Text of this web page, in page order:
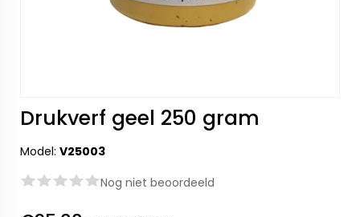
Drukverf geel 250 gram
Model: V25003
Nog niet beoordeeld